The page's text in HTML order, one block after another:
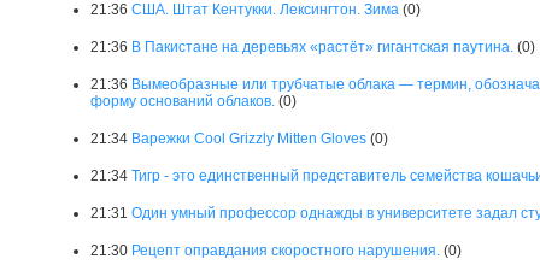
21:36 США. Штат Кентукки. Лексингтон. Зима (0)
21:36 В Пакистане на деревьях «растёт» гигантская паутина. (0)
21:36 Вымеобразные или трубчатые облака — термин,
форму оснований облаков. (0)
21:34 Варежки Cool Grizzly Mitten Gloves (0)
21:34 Тигр - это единственный представитель семейства
21:31 Один умный профессор однажды в университете задал
21:30 Рецепт оправдания скоростного нарушения. (0)